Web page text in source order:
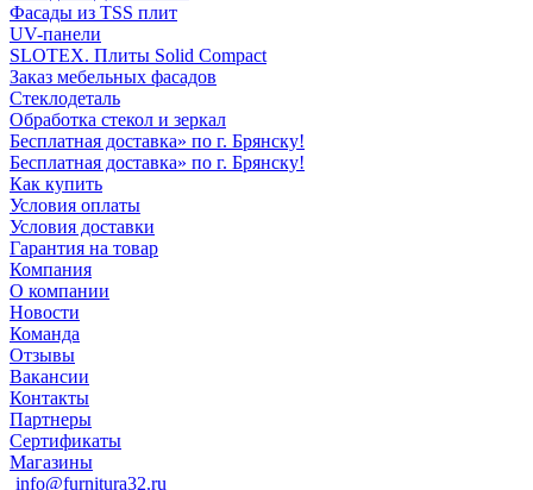
Фасады из TSS плит
UV-панели
SLOTEX. Плиты Solid Compact
Заказ мебельных фасадов
Стеклодеталь
Обработка стекол и зеркал
Бесплатная доставка» по г. Брянску!
Бесплатная доставка» по г. Брянску!
Как купить
Условия оплаты
Условия доставки
Гарантия на товар
Компания
О компании
Новости
Команда
Отзывы
Вакансии
Контакты
Партнеры
Сертификаты
Магазины
info@furnitura32.ru